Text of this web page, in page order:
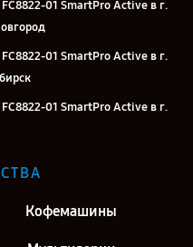
01 SmartPro Active в г.
01 SmartPro Active в г.
01 SmartPro Active в г.
01 SmartPro Active в г.
Кофемашины